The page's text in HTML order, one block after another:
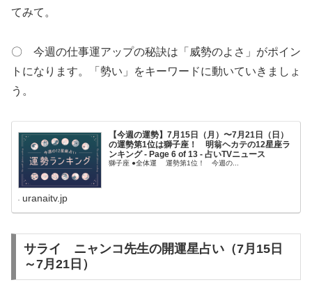
てみて。
〇 今週の仕事運アップの秘訣は「威勢のよさ」がポイン
トになります。「勢い」をキーワードに動いていきましょ
う。
【今週の運勢】7月15日（月）〜7月21日（日）
の運勢第1位は獅子座！ 明翁ヘカテの12星座ラ
ンキング - Page 6 of 13 - 占いTVニュース
獅子座 ●全体運 運勢第1位！ 今週の...
uranaitv.jp
サライ ニャンコ先生の開運星占い（7月15日
～7月21日）